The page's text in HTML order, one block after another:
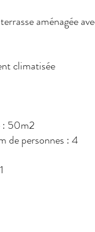
aménagée
climatisée
: 50m2
de personnes : 4